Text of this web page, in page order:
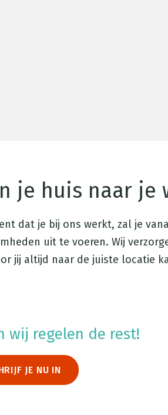
je huis naar je
dat je bij ons werkt, zal je
uit te voeren. Wij
jij altijd naar de juiste locatie
wij regelen de rest!
JE NU IN